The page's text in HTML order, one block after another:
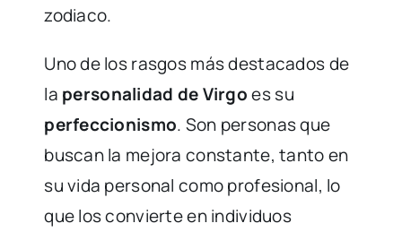
zodiaco.
Uno de los rasgos más destacados de
la personalidad de Virgoes su
perfeccionismo. Son personas que
buscan la mejora constante, tanto en
su vida personal como profesional, lo
que los convierte en individuos